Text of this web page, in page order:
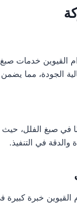
خدمات صبغ
الجودة، مما يضمن
صبغ الفلل، حيث
والدقة في التنفيذ.
خبرة كبيرة